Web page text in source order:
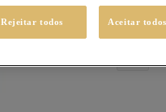
Rejeitar todos Aceitar